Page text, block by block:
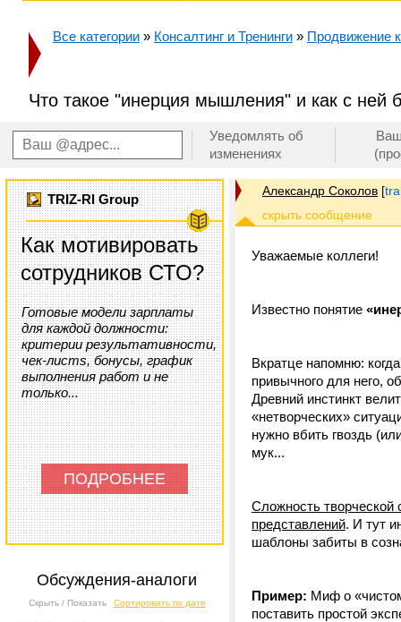
Все категории » Консалтинг и Тренинги » Продвижение
Что такое "инерция мышления" и как с ней
Уведомлять об
изменениях
TRIZ-RI Group
Как мотивировать
сотрудников СТО?
Готовые модели зарплаты
для каждой должности:
критерии результативности,
чек-листs, бонусы, график
выполнения работ и не
только...
ПОДРОБНЕЕ
Обсуждения-аналоги
Скрыть / Показать Сортировать по дате
Александр Соколов [
Уважаемые коллеги!
Известно понятие
Вкратце напомню:
привычного для него,
Древний инстинкт
«нетворческих»
нужно вбить гвоздь
мук...
Сложность творческой
представлений. И тут
шаблоны забиты в
Пример: Миф о
поставить простой